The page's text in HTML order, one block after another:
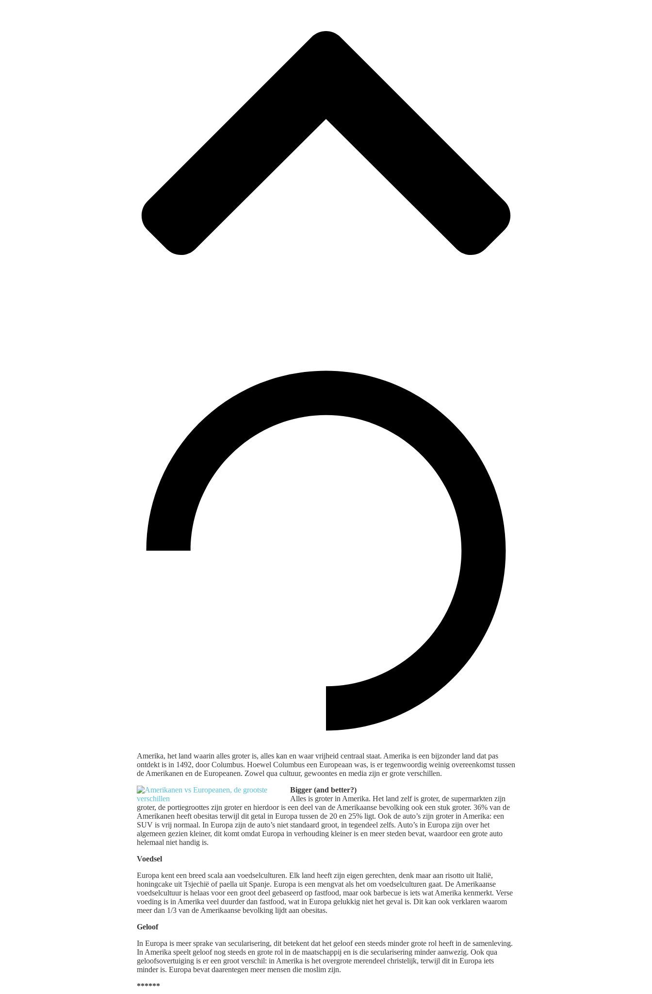
Amerika, het land waarin alles groter is, alles kan en waar vrijheid centraal staat. Amerika is een bijzonder land dat pas
ontdekt is in 1492, door Columbus. Hoewel Columbus een Europeaan was, is er tegenwoordig weinig overeenkomst tussen
de Amerikanen en de Europeanen. Zowel qua cultuur, gewoontes en media zijn er grote verschillen.
Bigger (and better?)
Alles is groter in Amerika. Het land zelf is groter, de supermarkten zijn
groter, de portiegroottes zijn groter en hierdoor is een deel van de Amerikaanse bevolking ook een stuk groter. 36% van de
Amerikanen heeft obesitas terwijl dit getal in Europa tussen de 20 en 25% ligt. Ook de auto’s zijn groter in Amerika: een
SUV is vrij normaal. In Europa zijn de auto’s niet standaard groot, in tegendeel zelfs. Auto’s in Europa zijn over het
algemeen gezien kleiner, dit komt omdat Europa in verhouding kleiner is en meer steden bevat, waardoor een grote auto
helemaal niet handig is.
Voedsel
Europa kent een breed scala aan voedselculturen. Elk land heeft zijn eigen gerechten, denk maar aan risotto uit Italië,
honingcake uit Tsjechië of paella uit Spanje. Europa is een mengvat als het om voedselculturen gaat. De Amerikaanse
voedselcultuur is helaas voor een groot deel gebaseerd op fastfood, maar ook barbecue is iets wat Amerika kenmerkt. Verse
voeding is in Amerika veel duurder dan fastfood, wat in Europa gelukkig niet het geval is. Dit kan ook verklaren waarom
meer dan 1/3 van de Amerikaanse bevolking lijdt aan obesitas.
Geloof
In Europa is meer sprake van secularisering, dit betekent dat het geloof een steeds minder grote rol heeft in de samenleving.
In Amerika speelt geloof nog steeds en grote rol in de maatschappij en is die secularisering minder aanwezig. Ook qua
geloofsovertuiging is er een groot verschil: in Amerika is het overgrote merendeel christelijk, terwijl dit in Europa iets
minder is. Europa bevat daarentegen meer mensen die moslim zijn.
******